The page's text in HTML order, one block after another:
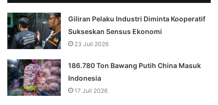
Giliran Pelaku Industri Diminta Kooperatif
Sukseskan Sensus Ekonomi
23 Juli 2026
186.780 Ton Bawang Putih China Masuk
Indonesia
17 Juli 2026